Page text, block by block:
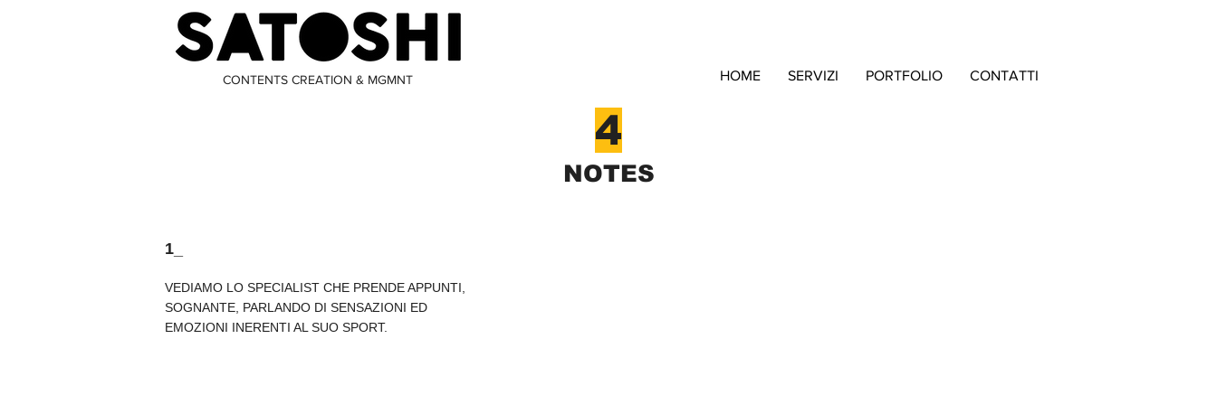
CONTENTS CREATION & MGMNT HOME SERVIZI PORTFOLIO CONTATTI
4
NOTES
1_
VEDIAMO LO SPECIALIST CHE PRENDE APPUNTI,
SOGNANTE, PARLANDO DI SENSAZIONI ED
EMOZIONI INERENTI AL SUO SPORT.